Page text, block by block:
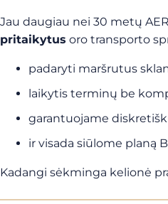
Jau daugiau nei 30 metų
pritaikytus oro transporto
padaryti maršrutus
laikytis terminų be
garantuojame
ir visada siūlome planą
Kadangi sėkminga kelionė